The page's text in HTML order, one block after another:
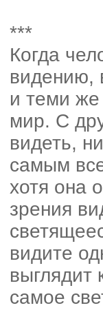
***
Когда
видению,
и теми же
мир. С
видеть,
самым
хотя она
зрения
видите
выглядит
самое